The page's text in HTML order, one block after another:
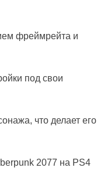
фреймрейта и
под свои
что делает его
2077 на PS4